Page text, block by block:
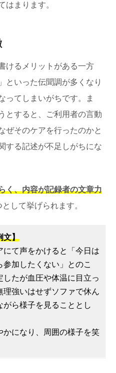
まります。
けるメリットがある一方
といった伝聞調が多くなり
ってしまいがちです。ま
とすると、ご利用者の言動
ぜそのケアを行ったのかと
する記述が不足しがちにな
く、内容が記録者の文章力
して挙げられます。
文】
て声をかけると「今日は
加したくない」とのこ
たが血圧や体温に目立っ
強いはせずソファで休ん
ら様子を見ることとし
かになり、周囲の様子を笑